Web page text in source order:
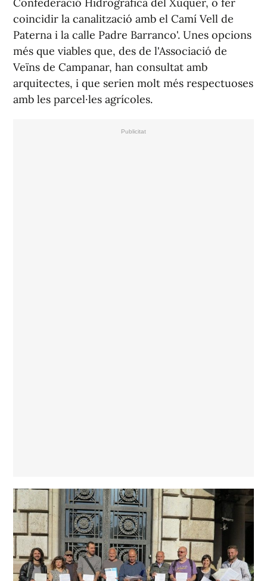
coincidir la canalització amb el Camí Vell de
Paterna i la calle Padre Barranco'. Unes opcions
més que viables que, des de l'Associació de
Veïns de Campanar, han consultat amb
arquitectes, i que serien molt més respectuoses
amb les parcel·les agrícoles.